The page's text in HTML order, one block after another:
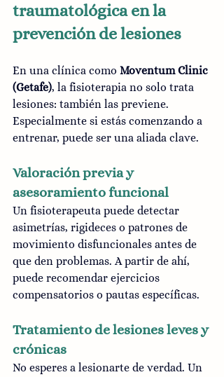
traumatológica en la
prevención de lesiones
En una clínica como Moventum Clinic
(Getafe), la fisioterapia no solo trata
lesiones: también las previene.
Especialmente si estás comenzando a
entrenar, puede ser una aliada clave.
Valoración previa y
asesoramiento funcional
Un fisioterapeuta puede detectar
asimetrías, rigideces o patrones de
movimiento disfuncionales antes de
que den problemas. A partir de ahí,
puede recomendar ejercicios
compensatorios o pautas específicas.
Tratamiento de lesiones leves y
crónicas
No esperes a lesionarte de verdad. Un